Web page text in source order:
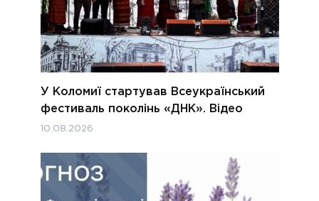
У Коломиї стартував Всеукраїнський
фестиваль поколінь «ДНК». Відео
10.08.2026